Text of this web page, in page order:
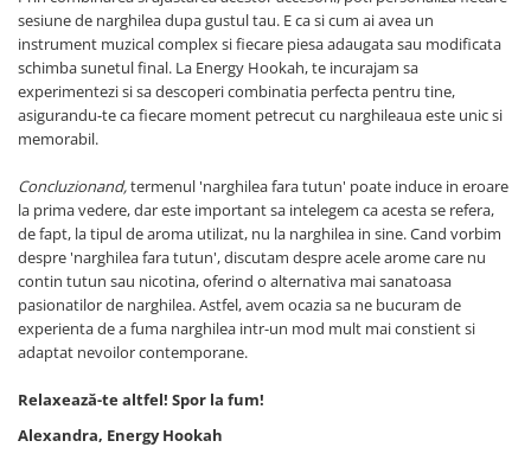
sesiune de narghilea dupa gustul tau. E ca si cum ai avea un
instrument muzical complex si fiecare piesa adaugata sau modificata
schimba sunetul final. La Energy Hookah, te incurajam sa
experimentezi si sa descoperi combinatia perfecta pentru tine,
asigurandu-te ca fiecare moment petrecut cu narghileaua este unic si
memorabil.
Concluzionand,termenul 'narghilea fara tutun' poate induce in eroare
la prima vedere, dar este important sa intelegem ca acesta se refera,
de fapt, la tipul de aroma utilizat, nu la narghilea in sine. Cand vorbim
despre 'narghilea fara tutun', discutam despre acele arome care nu
contin tutun sau nicotina, oferind o alternativa mai sanatoasa
pasionatilor de narghilea. Astfel, avem ocazia sa ne bucuram de
experienta de a fuma narghilea intr-un mod mult mai constient si
adaptat nevoilor contemporane.
Relaxează-te altfel! Spor la fum!
Alexandra, Energy Hookah